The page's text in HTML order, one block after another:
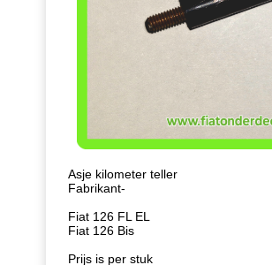
Asje kilometer teller
Fabrikant-
Fiat 126 FL EL
​​​​Fiat 126 Bis
Prijs is per stuk